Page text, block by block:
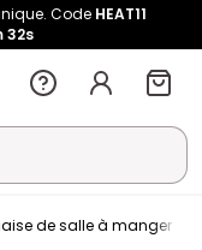
Code HEAT11
31s
de salle à manger